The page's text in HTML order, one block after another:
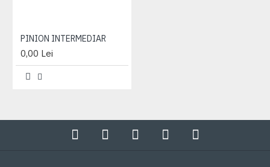
PINION INTERMEDIAR
0,00 Lei